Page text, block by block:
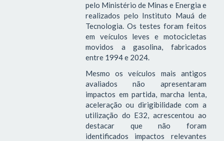
pelo Ministério de Minas e Energia e
realizados pelo Instituto Mauá de
Tecnologia. Os testes foram feitos
em veículos leves e motocicletas
movidos a gasolina, fabricados
entre 1994 e 2024.
Mesmo os veículos mais antigos
avaliados não apresentaram
impactos em partida, marcha lenta,
aceleração ou dirigibilidade com a
utilização do E32, acrescentou ao
destacar que não foram
identificados impactos relevantes